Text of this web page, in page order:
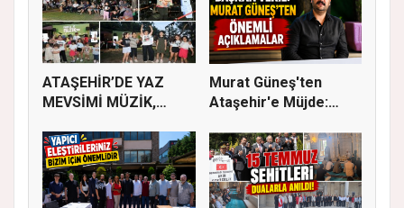
ATAŞEHİR’DE YAZ
MEVSİMİ MÜZİK,
Murat Güneş'ten
Ataşehir'e Müjde: